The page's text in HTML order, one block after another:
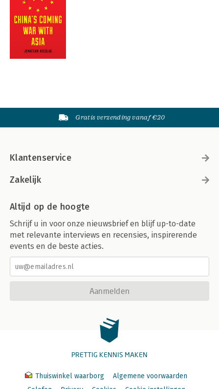
Gratis verzending vanaf €20
Klantenservice
Zakelijk
Altijd op de hoogte
Schrijf u in voor onze nieuwsbrief en blijf up-to-date
met relevante interviews en recensies, inspirerende
events en de beste acties.
Aanmelden
PRETTIG KENNIS MAKEN
Thuiswinkel waarborg
Algemene voorwaarden